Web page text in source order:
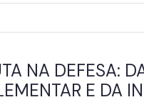
NA DEFESA:
E DA